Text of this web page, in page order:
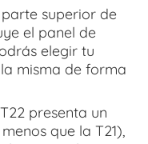
parte superior de
el panel de
elegir tu
misma de forma
presenta un
que la T21),